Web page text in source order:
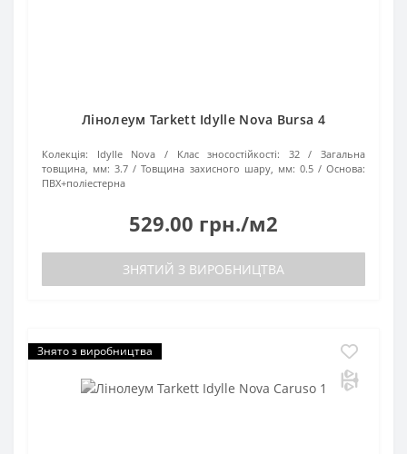
Лінолеум Tarkett Idylle Nova Bursa 4
Колекція: Idylle Nova Клас зносостійкості: 32
Загальна
товщина, мм: 3.7 Товщина захисного шару, мм: 0.5
Основа:
ПВХ+поліестерна
529.00 грн./м2
ЗНЯТИЙ З ВИРОБНИЦТВА
Знято з виробництва